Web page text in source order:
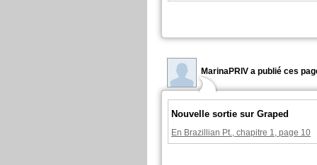
MarinaPRIV a publié ces
Nouvelle sortie sur Graped
En Brazillian Pt., chapitre 1, page 10